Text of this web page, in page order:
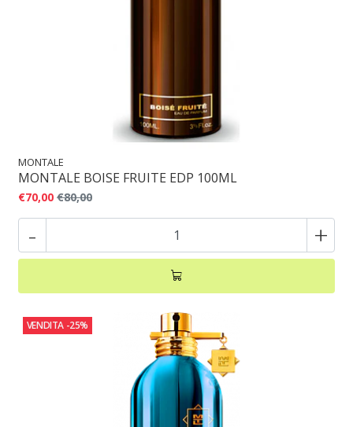
MONTALE
MONTALE BOISE FRUITE EDP 100ML
€70,00 €80,00
- +
VENDITA -25%